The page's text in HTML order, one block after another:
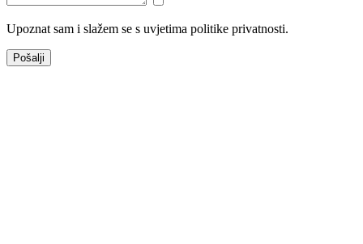
Upoznat sam i slažem se s uvjetima politike privatnosti.
Pošalji